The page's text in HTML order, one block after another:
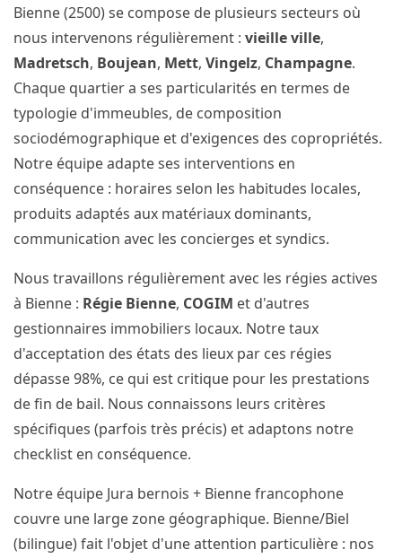
Bienne (2500) se compose de plusieurs secteurs où
nous intervenons régulièrement : vieille ville,
Madretsch, Boujean, Mett, Vingelz, Champagne.
Chaque quartier a ses particularités en termes de
typologie d'immeubles, de composition
sociodémographique et d'exigences des copropriétés.
Notre équipe adapte ses interventions en
conséquence : horaires selon les habitudes locales,
produits adaptés aux matériaux dominants,
communication avec les concierges et syndics.
Nous travaillons régulièrement avec les régies actives
à Bienne : Régie Bienne, COGIM et d'autres
gestionnaires immobiliers locaux. Notre taux
d'acceptation des états des lieux par ces régies
dépasse 98%, ce qui est critique pour les prestations
de fin de bail. Nous connaissons leurs critères
spécifiques (parfois très précis) et adaptons notre
checklist en conséquence.
Notre équipe Jura bernois + Bienne francophone
couvre une large zone géographique. Bienne/Biel
(bilingue) fait l'objet d'une attention particulière : nos